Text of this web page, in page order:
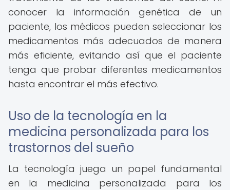
conocer la información genética de un
paciente, los médicos pueden seleccionar los
medicamentos más adecuados de manera
más eficiente, evitando así que el paciente
tenga que probar diferentes medicamentos
hasta encontrar el más efectivo.
Uso de la tecnología en la
medicina personalizada para los
trastornos del sueño
La tecnología juega un papel fundamental
en la medicina personalizada para los